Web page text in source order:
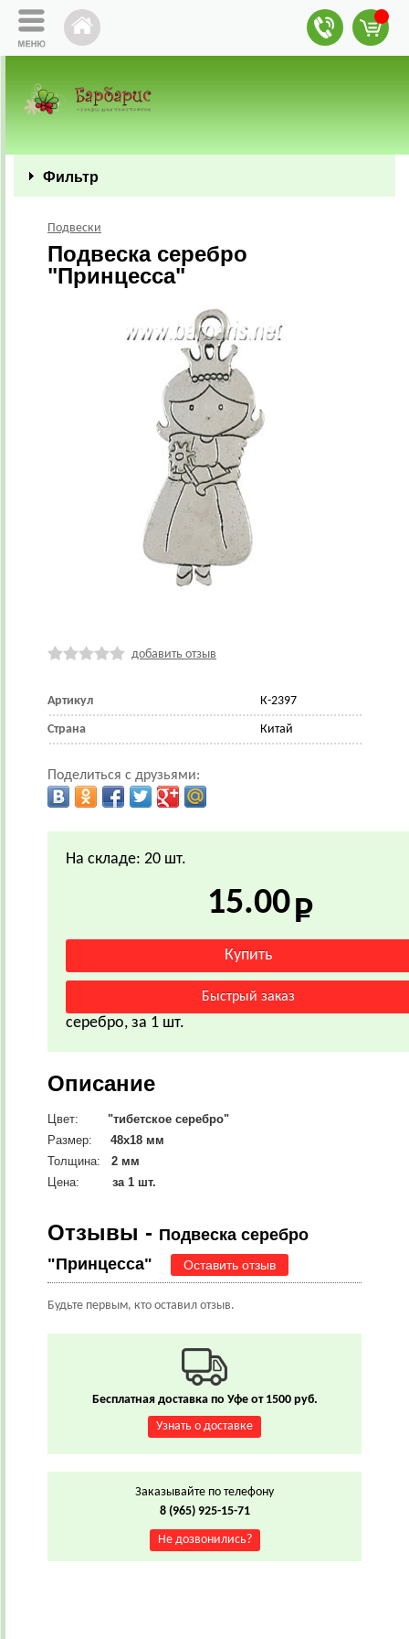
Фильтр
Подвески
Подвеска серебро
"Принцесса"
добавить отзыв
Артикул К-2397
Страна Китай
Поделиться с друзьями:
На складе: 20 шт.
15.00
серебро, за 1 шт.
Описание
Цвет: "тибетское серебро"
Размер:
48х18 мм
Толщина:
2 мм
Цена:
за 1 шт.
Отзывы - Подвеска серебро
"Принцесса"
Оставить отзыв
Будьте первым, кто оставил отзыв.
Бесплатная доставка по Уфе от 1500 руб.
Узнать о доставке
Заказывайте по телефону
8 (965) 925-15-71
Не дозвонились?